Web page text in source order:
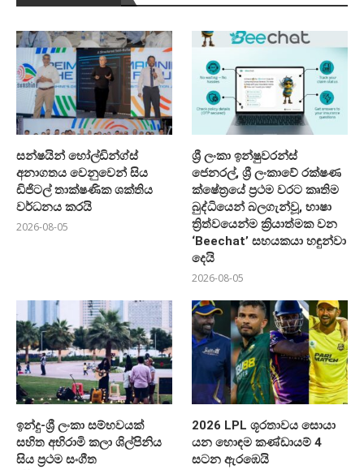
සන්ෂයින් හෝල්ඩින්ග්ස්
අනාගතය වෙනුවෙන් සිය
ඩිජිටල් තාක්ෂණික ශක්තිය
වර්ධනය කරයි
2026-08-05
ශ්‍රී ලංකා ඉන්ෂුවරන්ස්
ජෙනරල්, ශ්‍රී ලංකාවේ රක්ෂණ
ක්ෂේත්‍රයේ ප්‍රථම වරට කෘතිම
බුද්ධියෙන් බලගැන්වූ, භාෂා
ත්‍රිත්වයෙන්ම ක්‍රියාත්මක වන
‘Beechat’ සහයකයා හඳුන්වා
දෙයි
2026-08-05
ඉන්දු-ශ්‍රී ලංකා සම්භවයක්
සහිත අභිරාමි කලා ශිල්පිනිය
සිය ප්‍රථම සංගීත
2026 LPL ශූරතාවය සොයා
යන හොඳම කණ්ඩායම් 4
සටන ඇරඹෙයි